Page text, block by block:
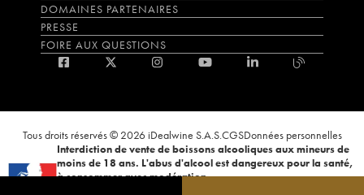
DOMAINES PARTENAIRES
PRESSE
FOIRE AUX QUESTIONS
Tous droits réservés © 2026 iDealwine S.A.S.CGSDonnées personnelles
Interdiction de vente de boissons alcooliques aux mineurs de
moins de 18 ans. L'abus d'alcool est dangereux pour la santé,
à consommer avec modération.